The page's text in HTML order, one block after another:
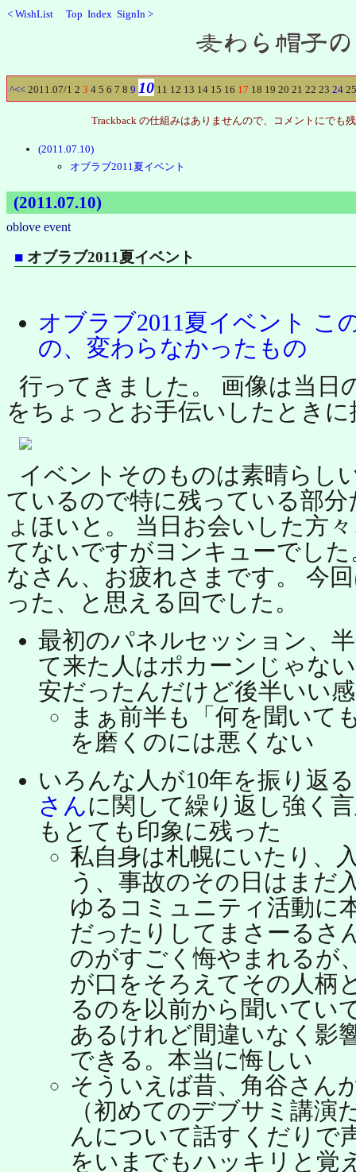
< WishList Top Index SignIn >
^<< 2011.07/1 2 3 4 5 6 7 8 9 10 11 12 13 14 15 16 17 18 19 20 21 22 23 24 25
Trackback の仕組みはありませんので、コメントにでも
(2011.07.10)
オブラブ2011夏イベント
(2011.07.10)
oblove event
■オブラブ2011夏イベント
オブラブ2011夏イベント こ
の、変わらなかったもの
行ってきました。 画像は当日
をちょっとお手伝いしたとき
イベントそのものは素晴らし
ているので特に残っている部
ょほいと。 当日お会いした方
てないですがヨンキューでし
なさん、お疲れさまです。 今
った、と思える回でした。
最初のパネルセッション、
て来た人はポカーンじゃな
安だったんだけど後半いい
まぁ前半も「何を聞いて
を磨くのには悪くない
いろんな人が10年を振り返
さんに関して繰り返し強く
もとても印象に残った
私自身は札幌にいたり、
う、事故のその日はまだ
ゆるコミュニティ活動に
だったりしてまさーるさ
のがすごく悔やまれるが
が口をそろえてその人柄
るのを以前から聞いてい
あるけれど間違いなく影
できる。本当に悔しい
そういえば昔、角谷さん
（初めてのデブサミ講演
んについて話すくだりで
をいまでもハッキリと覚